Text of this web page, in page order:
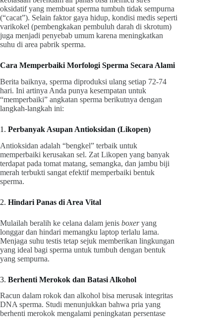
oksidatif yang membuat sperma tumbuh tidak sempurna
(“cacat”). Selain faktor gaya hidup, kondisi medis seperti
varikokel (pembengkakan pembuluh darah di skrotum)
juga menjadi penyebab umum karena meningkatkan
suhu di area pabrik sperma.
Cara Memperbaiki Morfologi Sperma Secara Alami
Berita baiknya, sperma diproduksi ulang setiap 72-74
hari. Ini artinya Anda punya kesempatan untuk
“memperbaiki” angkatan sperma berikutnya dengan
langkah-langkah ini:
1. Perbanyak Asupan Antioksidan (Likopen)
Antioksidan adalah “bengkel” terbaik untuk
memperbaiki kerusakan sel. Zat Likopen yang banyak
terdapat pada tomat matang, semangka, dan jambu biji
merah terbukti sangat efektif memperbaiki bentuk
sperma.
2. Hindari Panas di Area Vital
Mulailah beralih ke celana dalam jenis boxeryang
longgar dan hindari memangku laptop terlalu lama.
Menjaga suhu testis tetap sejuk memberikan lingkungan
yang ideal bagi sperma untuk tumbuh dengan bentuk
yang sempurna.
3. Berhenti Merokok dan Batasi Alkohol
Racun dalam rokok dan alkohol bisa merusak integritas
DNA sperma. Studi menunjukkan bahwa pria yang
berhenti merokok mengalami peningkatan persentase